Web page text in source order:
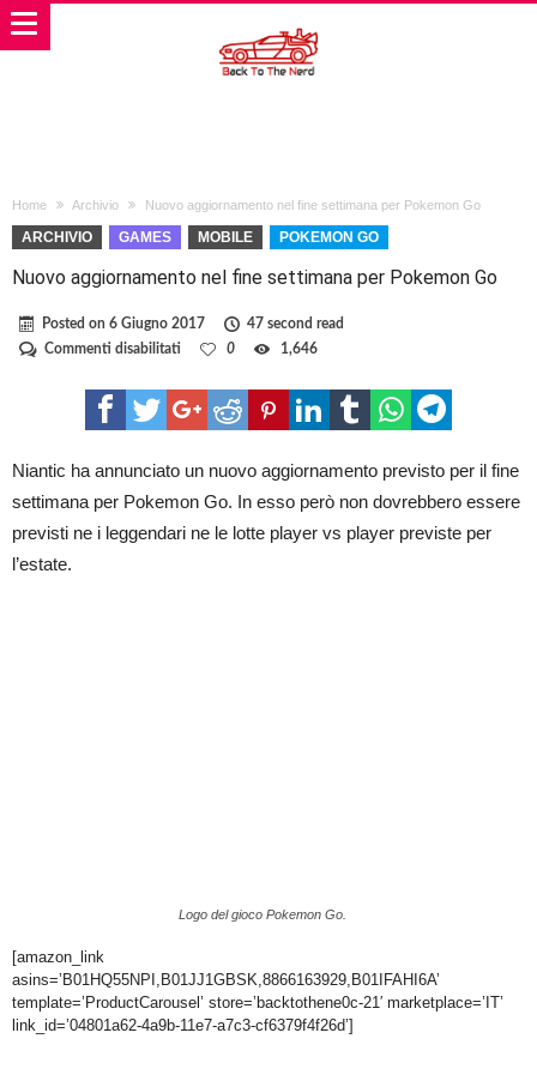
Home Archivio Nuovo aggiornamento nel fine settimana per Pokemon Go
ARCHIVIO GAMES MOBILE POKEMON GO
Nuovo aggiornamento nel fine settimana per Pokemon Go
Posted on 6 Giugno 2017
47 second read
Commenti disabilitati
nel
Pokemon
Go
0 1,646
Niantic ha annunciato un nuovo aggiornamento previsto per il fine
settimana per Pokemon Go. In esso però non dovrebbero essere
previsti ne i leggendari ne le lotte player vs player previste per
l’estate.
Logo del gioco Pokemon Go.
[amazon_link
asins=’B01HQ55NPI,B01JJ1GBSK,8866163929,B01IFAHI6A’
template=’ProductCarousel’ store=’backtothene0c-21′ marketplace=’IT’
link_id=’04801a62-4a9b-11e7-a7c3-cf6379f4f26d’]